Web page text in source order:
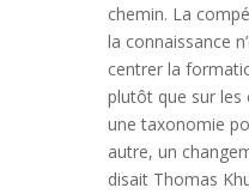
chemin. La
la connaissance
centrer la
plutôt que sur les
une taxonomie
autre, un
disait Thomas